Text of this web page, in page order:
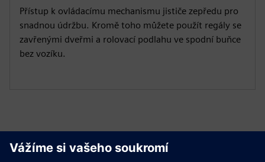
Přístup k ovládacímu mechanismu jističe zepředu pro
snadnou údržbu. Kromě toho můžete použít regály se
zavřenými dveřmi a rolovací podlahu ve spodní buňce
bez vozíku.
Projít si zdroje